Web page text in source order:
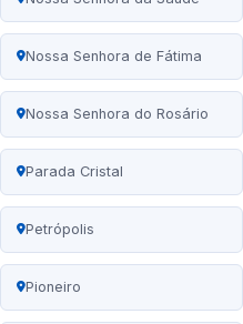
Nossa Senhora de Fátima
Nossa Senhora do Rosário
Parada Cristal
Petrópolis
Pioneiro